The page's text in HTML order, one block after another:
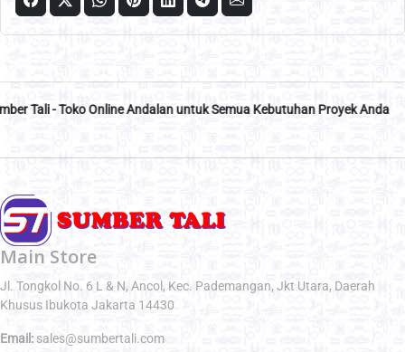
Online Andalan untuk Semua Kebutuhan Proyek Anda
Main Store
Jl. Tongkol No. 6 L & N, Ancol, Kec. Pademangan, Jkt Utara, Daerah
Khusus Ibukota Jakarta 14430
Email:sales@sumbertali.com